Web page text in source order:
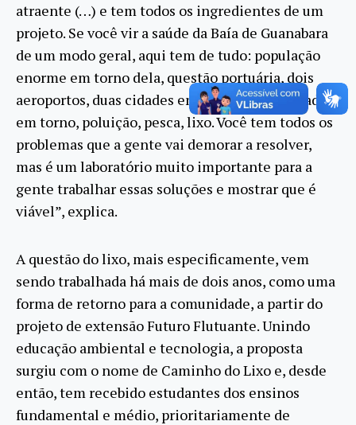
atraente (…) e tem todos os ingredientes de um
projeto. Se você vir a saúde da Baía de Guanabara
de um modo geral, aqui tem de tudo: população
enorme em torno dela, questão portuária, dois
aeroportos, duas cidades enormes, outras cidades
em torno, poluição, pesca, lixo. Você tem todos os
problemas que a gente vai demorar a resolver,
mas é um laboratório muito importante para a
gente trabalhar essas soluções e mostrar que é
viável”, explica.
A questão do lixo, mais especificamente, vem
sendo trabalhada há mais de dois anos, como uma
forma de retorno para a comunidade, a partir do
projeto de extensão Futuro Flutuante. Unindo
educação ambiental e tecnologia, a proposta
surgiu com o nome de Caminho do Lixo e, desde
então, tem recebido estudantes dos ensinos
fundamental e médio, prioritariamente de